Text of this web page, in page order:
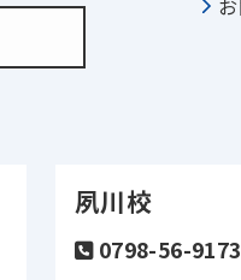
夙川校
0798-56-9173